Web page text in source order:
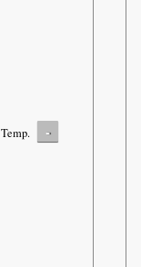
Temp. -